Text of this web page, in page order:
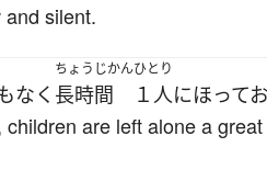
silent.
なく
ちょうじかん
長時間
ひとり
１人にほって
are left alone a